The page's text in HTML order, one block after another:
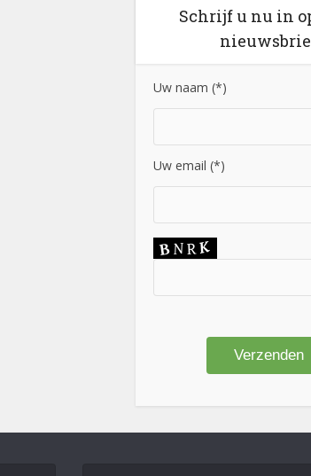
Schrijf u nu in
Uw naam (*)
Uw email (*)